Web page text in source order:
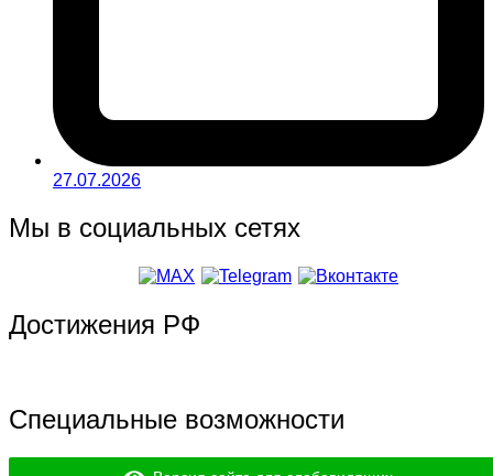
27.07.2026
Мы в социальных сетях
Достижения РФ
Специальные возможности